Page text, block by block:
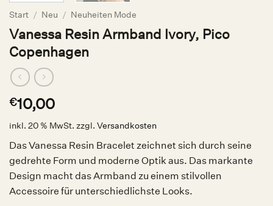
Start / Neu / Neuheiten Mode
Vanessa Resin Armband Ivory, Pico
Copenhagen
€10,00
inkl. 20 % MwSt. zzgl. Versandkosten
Das Vanessa Resin Bracelet zeichnet sich durch seine
gedrehte Form und moderne Optik aus. Das markante
Design macht das Armband zu einem stilvollen
Accessoire für unterschiedlichste Looks.